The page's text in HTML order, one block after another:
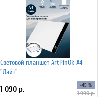
Световой планшет ArtPinOk А4
"Лайт"
1 090 р. -45 %
1 990 р.